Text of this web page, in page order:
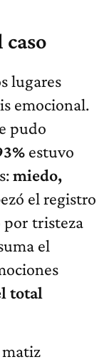
lugares
emocional.
pudo
estuvo
miedo,
el registro
por tristeza
el
total